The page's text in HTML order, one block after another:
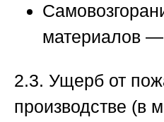
материалов —
2.3. Ущерб от
производстве (в